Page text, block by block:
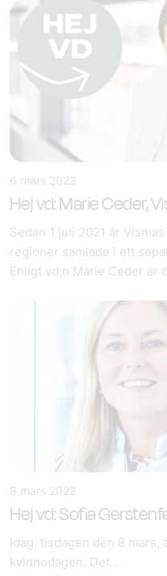
6 mars 2023
Hej vd: Marie Ceder,
Sedan 1 juli 2021 är
regioner samlade i ett
Enligt vd:n Marie Ceder är
8 mars 2022
Hej vd: Sofia
Idag, tisdagen den 8
kvinnodagen. Det...